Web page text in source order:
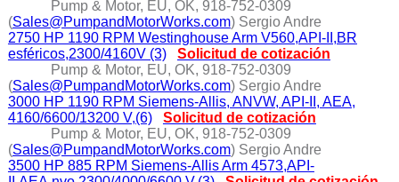
Pump & Motor, EU, OK, 918-752-0309
(Sales@PumpandMotorWorks.com) Sergio Andre
2750 HP 1190 RPM Westinghouse Arm V560,API-II,BR
esféricos,2300/4160V (3)
Solicitud de cotización
Pump & Motor, EU, OK, 918-752-0309
(Sales@PumpandMotorWorks.com) Sergio Andre
3000 HP 1190 RPM Siemens-Allis, ANVW, API-II, AEA,
4160/6600/13200 V,(6)
Solicitud de cotización
Pump & Motor, EU, OK, 918-752-0309
(Sales@PumpandMotorWorks.com) Sergio Andre
3500 HP 885 RPM Siemens-Allis Arm 4573,API-